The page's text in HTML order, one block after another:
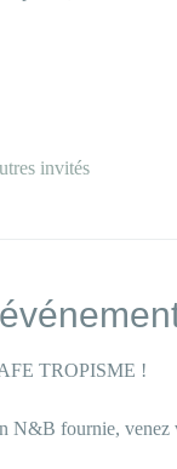
invités
TROPISME !
N&B fournie,